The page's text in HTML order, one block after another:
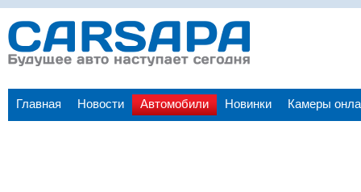
Главная Новости Автомобили Новинки Камеры